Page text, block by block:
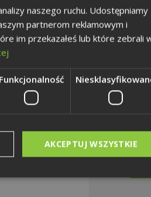
-
2,65
4,13
naszego ruchu. Udostępniamy
partnerom reklamowym i
im przekazałeś lub które zebrali
Funkcjonalność
AKCEPTUJ WSZYSTKIE